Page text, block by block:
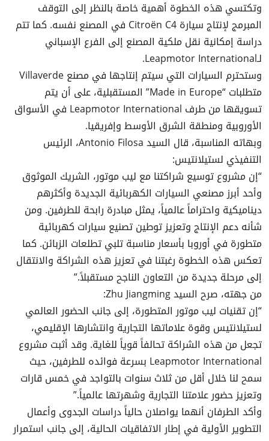
وتكتسي هذه الخطوة أهمية خاصة بالنظر إلى التوقف
المبرمج لإنتاج سيارة Citroën C4 في المصنع نفسه. كما تتم
دراسة إمكانية نقل ملكية المصنع إلى الفرع الإسباني
لـLeapmotor International.
وستحترم السيارات التي سيتم إنتاجها في مصنع Villaverde
متطلبات “Made in Europe” المستقبلية، على أن يتم
تسويقها من طرف Leapmotor International في الأسواق
الأوروبية ومنطقة الشرق الأوسط وإفريقيا.
وبهاته المناسبة، قال السيد Antonio Filosa، الرئيس
التنفيذي لستيلانتيس:
“إن مشروع توسيع شراكتنا مع ليب موتور، الشريك الموثوق
وأحد أبرز مصنعي السيارات الكهربائية الجديدة وأكثرهم
ديناميكية واحتراماً عالمياً، يمثل مبادرة رابحة للطرفين. ومن
شأنه دعم الإنتاج وتعزيز توطين تصنيع سيارات كهربائية
متطورة في أوروبا بأسعار مناسبة تلبي تطلعات الزبائن. كما
تعكس هذه الخطوة رغبتنا في تعزيز هذه الشراكة والانتقال
إلى مرحلة جديدة من التعاون الناجح مستقبلاً.”
من جهته، صرح السيد Zhu Jiangming:
“إن تقنيات ليب موتور المتطورة، إلى جانب الحضور العالمي
لستيلانتيس وقوة علاماتها التجارية وانتشارها الإقليمي،
تجعل من هذه الشراكة تحالفاً قوياً للغاية. وقد أثبت مشروع
Leapmotor International بسرعة فوائده للطرفين، حيث
سمح لنا خلال أقل من ثلاث سنوات بالتواجد في خمس قارات
وتعزيز حضور علامتنا التجارية وشهرتها عالمياً.”
وأكد الطرفان أنهما يواصلان حالياً دراسات الجدوى وأعمال
التطوير الأولية في إطار الاتفاقيات الحالية، إلى جانب استمرار